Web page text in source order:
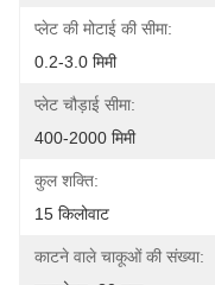
प्लेट की मोटाई की सीमा:
0.2-3.0 मिमी
प्लेट चौड़ाई सीमा:
400-2000 मिमी
कुल शक्ति:
15 किलोवाट
काटने वाले चाकूओं की संख्या: